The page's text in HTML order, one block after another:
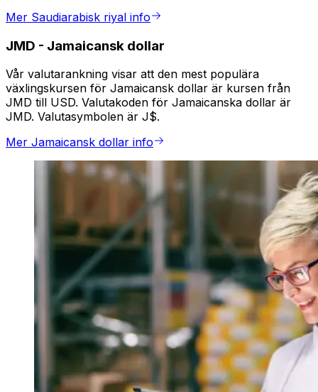
Mer Saudiarabisk riyal info
JMD - Jamaicansk dollar
Vår valutarankning visar att den mest populära
växlingskursen för Jamaicansk dollar är kursen från
JMD till USD. Valutakoden för Jamaicanska dollar är
JMD. Valutasymbolen är J$.
Mer Jamaicansk dollar info